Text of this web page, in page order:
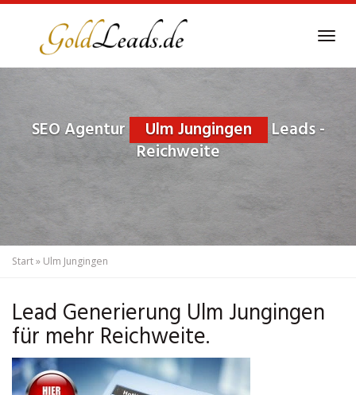
SEO Agentur Ulm Jungingen
Leads -
Reichweite
Start» Ulm Jungingen
Lead Generierung Ulm Jungingen
für mehr Reichweite.